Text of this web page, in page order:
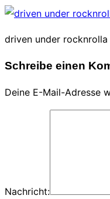
driven under rocknrolla
Schreibe einen
Deine E-Mail-Adresse
Nachricht: